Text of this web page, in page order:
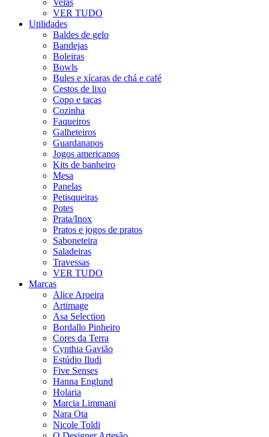
Velas
VER TUDO
Utilidades
Baldes de gelo
Bandejas
Boleiras
Bowls
Bules e xícaras de chá e café
Cestos de lixo
Copo e taças
Cozinha
Faqueiros
Galheteiros
Guardanapos
Jogos americanos
Kits de banheiro
Mesa
Panelas
Petisqueiras
Potes
Prata/Inox
Pratos e jogos de pratos
Saboneteira
Saladeiras
Travessas
VER TUDO
Marcas
Alice Aroeira
Artimage
Asa Selection
Bordallo Pinheiro
Cores da Terra
Cynthia Gavião
Estúdio Iludi
Five Senses
Hanna Englund
Holaria
Marcia Limmani
Nara Ota
Nicole Toldi